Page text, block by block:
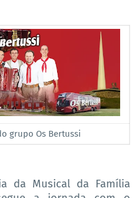
grupo Os Bertussi
da Musical da Família